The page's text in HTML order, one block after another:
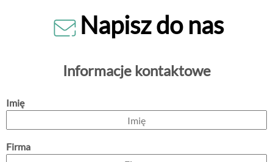
Napisz do nas
Informacje kontaktowe
Imię
Firma